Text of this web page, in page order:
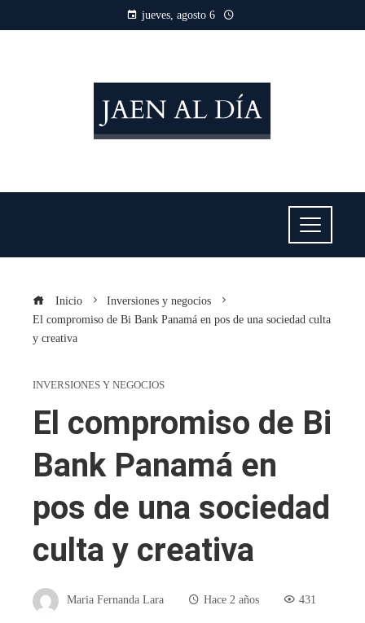
jueves, agosto 6
Inicio
Inversiones y negocios
El compromiso de Bi Bank Panamá en pos de una sociedad culta
y creativa
INVERSIONES Y NEGOCIOS
El compromiso de Bi
Bank Panamá en
pos de una sociedad
culta y creativa
Maria Fernanda Lara Hace 2 años 431